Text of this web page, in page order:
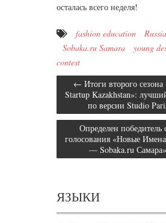
осталась всего неделя!
fashion education
Sobaka.ru Samara
young
contest
← Итоги второго сезона
Startup Kazakhstan»:
по версии Studio
Определен победитель
голосования «Новые
— Sobaka.ru
ЯЗЫКИ